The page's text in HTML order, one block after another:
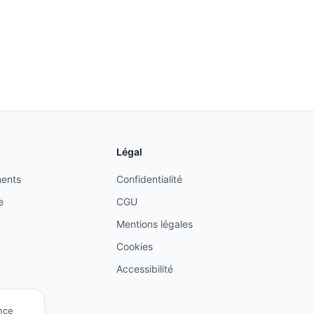
Légal
Confidentialité
CGU
Mentions légales
Cookies
Accessibilité